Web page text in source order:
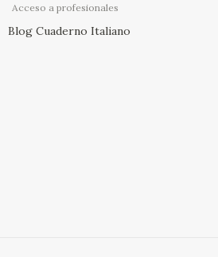
Acceso a profesionales
Blog Cuaderno Italiano